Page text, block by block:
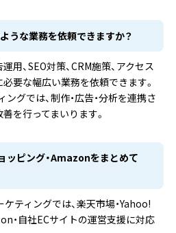
うな業務を依頼できますか？
用、SEO対策、CRM施策、アクセス
要な幅広い業務を依頼できます。
グでは、制作・広告・分析を連携さ
を行ってまいります。
ッピング・Amazonをまとめて
ティングでは、楽天市場・Yahoo!
・自社ECサイトの運営支援に対応